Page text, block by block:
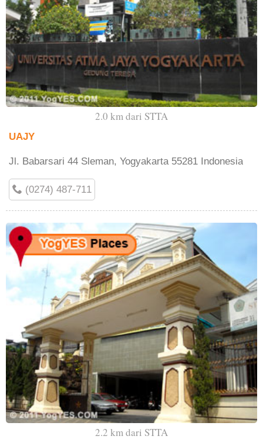
2.0 km dari STTA
UAJY
Jl. Babarsari 44 Sleman, Yogyakarta 55281 Indonesia
(0274) 487-711
2.2 km dari STTA